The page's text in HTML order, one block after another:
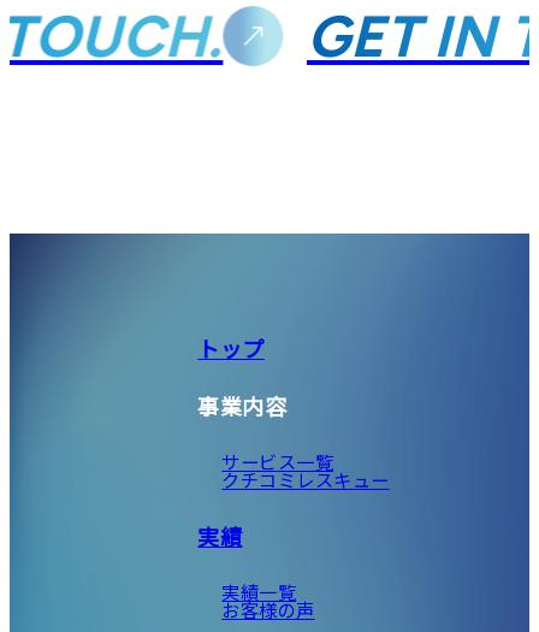
GET IN
トップ
事業内容
サービス一覧
クチコミレスキュー
実績
実績一覧
お客様の声